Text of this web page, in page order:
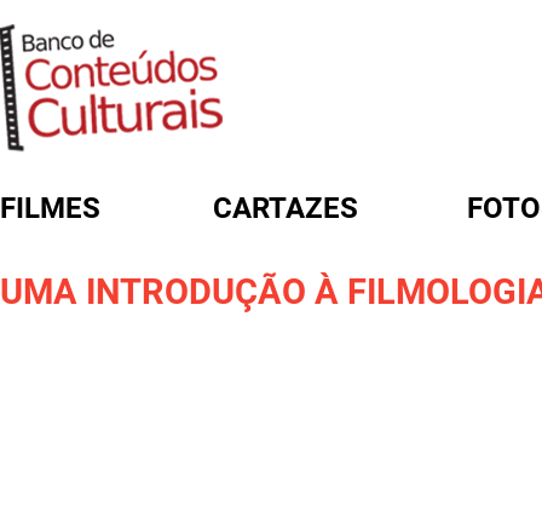
FILMES CARTAZES
UMA INTRODUÇÃO À
FORMULÁRIO DE BUSCA